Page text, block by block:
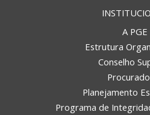
A PGE
Estrutura
Conselho
Planejamento
Programa de